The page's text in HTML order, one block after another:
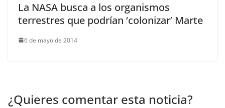
La NASA busca a los organismos
terrestres que podrían ‘colonizar’ Marte
6 de mayo de 2014
¿Quieres comentar esta noticia?